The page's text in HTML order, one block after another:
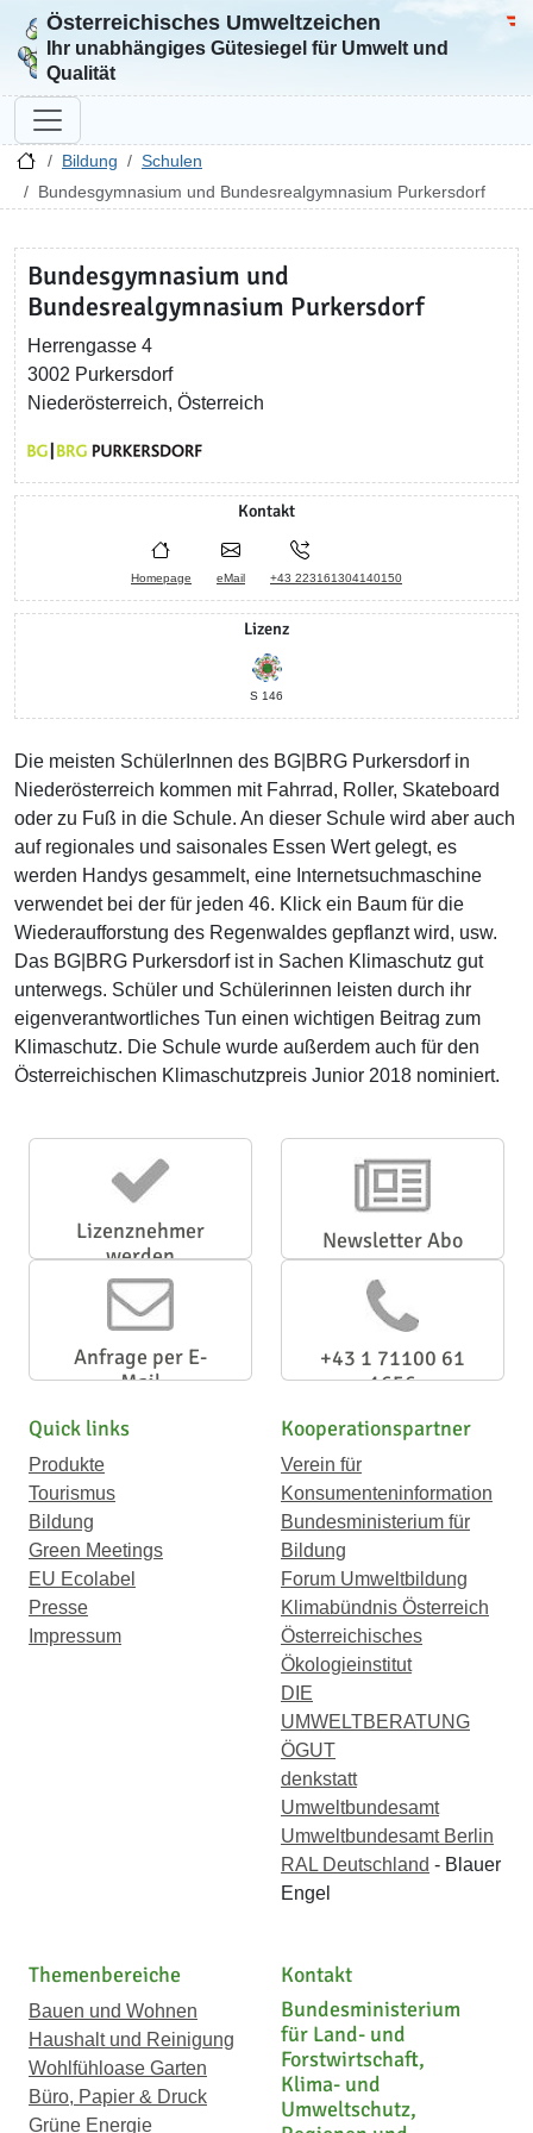
Zur Startseite
Österreichisches Umweltzeichen
Ihr unabhängiges Gütesiegel für Umwelt und
Qualität
Bildung
Schulen
Bundesgymnasium und Bundesrealgymnasium Purkersdorf
Bundesgymnasium und
Bundesrealgymnasium Purkersdorf
Herrengasse 4
3002 Purkersdorf
Niederösterreich, Österreich
Kontakt
Homepage eMail +43 223161304140150
Lizenz
S 146
Die meisten SchülerInnen des BG|BRG Purkersdorf in
Niederösterreich kommen mit Fahrrad, Roller, Skateboard
oder zu Fuß in die Schule. An dieser Schule wird aber auch
auf regionales und saisonales Essen Wert gelegt, es
werden Handys gesammelt, eine Internetsuchmaschine
verwendet bei der für jeden 46. Klick ein Baum für die
Wiederaufforstung des Regenwaldes gepflanzt wird, usw.
Das BG|BRG Purkersdorf ist in Sachen Klimaschutz gut
unterwegs. Schüler und Schülerinnen leisten durch ihr
eigenverantwortliches Tun einen wichtigen Beitrag zum
Klimaschutz. Die Schule wurde außerdem auch für den
Österreichischen Klimaschutzpreis Junior 2018 nominiert.
Lizenznehmer
werden
Newsletter Abo
Anfrage per E-
Mail
+43 1 71100 61
1656
Quick links
Produkte
Tourismus
Bildung
Green Meetings
EU Ecolabel
Presse
Impressum
Kooperationspartner
Verein für
Konsumenteninformation
Bundesministerium für
Bildung
Forum Umweltbildung
Klimabündnis Österreich
Österreichisches
Ökologieinstitut
DIE
UMWELTBERATUNG
ÖGUT
denkstatt
Umweltbundesamt
Umweltbundesamt Berlin
RAL Deutschland - Blauer
Engel
Themenbereiche
Bauen und Wohnen
Haushalt und Reinigung
Wohlfühloase Garten
Büro, Papier & Druck
Grüne Energie
Kontakt
Bundesministerium
für Land- und
Forstwirtschaft,
Klima- und
Umweltschutz,